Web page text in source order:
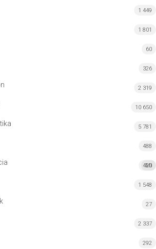
1 449
1 801
60
326
2 319
10 650
5 781
488
MI
420
1 548
27
2 337
292